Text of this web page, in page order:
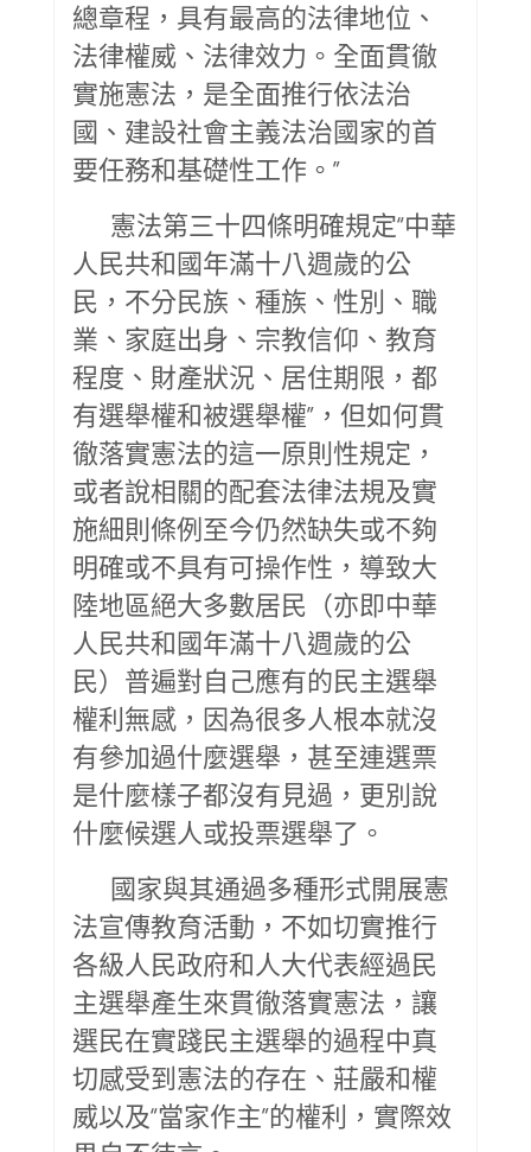
總章程，具有最高的法律地位、
法律權威、法律效力。全面貫徹
實施憲法，是全面推行依法治
國、建設社會主義法治國家的首
要任務和基礎性工作。”
憲法第三十四條明確規定“中華
人民共和國年滿十八週歲的公
民，不分民族、種族、性別、職
業、家庭出身、宗教信仰、教育
程度、財產狀況、居住期限，都
有選舉權和被選舉權”，但如何貫
徹落實憲法的這一原則性規定，
或者說相關的配套法律法規及實
施細則條例至今仍然缺失或不夠
明確或不具有可操作性，導致大
陸地區絕大多數居民（亦即中華
人民共和國年滿十八週歲的公
民）普遍對自己應有的民主選舉
權利無感，因為很多人根本就沒
有參加過什麼選舉，甚至連選票
是什麼樣子都沒有見過，更別說
什麼候選人或投票選舉了。
國家與其通過多種形式開展憲
法宣傳教育活動，不如切實推行
各級人民政府和人大代表經過民
主選舉產生來貫徹落實憲法，讓
選民在實踐民主選舉的過程中真
切感受到憲法的存在、莊嚴和權
威以及“當家作主”的權利，實際效